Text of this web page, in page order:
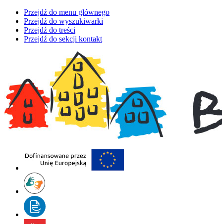
Przejdź do menu głównego
Przejdź do wyszukiwarki
Przejdź do treści
Przejdź do sekcji kontakt